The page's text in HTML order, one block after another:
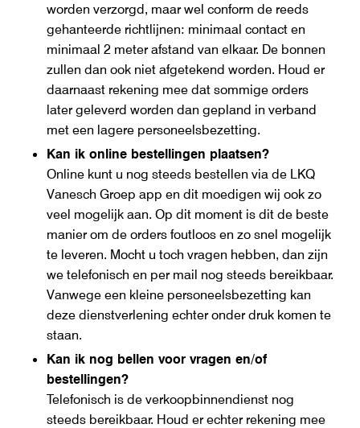
worden verzorgd, maar wel conform de reeds
gehanteerde richtlijnen: minimaal contact en
minimaal 2 meter afstand van elkaar. De bonnen
zullen dan ook niet afgetekend worden. Houd er
daarnaast rekening mee dat sommige orders
later geleverd worden dan gepland in verband
met een lagere personeelsbezetting.
Kan ik online bestellingen plaatsen?
Online kunt u nog steeds bestellen via de LKQ
Vanesch Groep app en dit moedigen wij ook zo
veel mogelijk aan. Op dit moment is dit de beste
manier om de orders foutloos en zo snel mogelijk
te leveren. Mocht u toch vragen hebben, dan zijn
we telefonisch en per mail nog steeds bereikbaar.
Vanwege een kleine personeelsbezetting kan
deze dienstverlening echter onder druk komen te
staan.
Kan ik nog bellen voor vragen en/of
bestellingen?
Telefonisch is de verkoopbinnendienst nog
steeds bereikbaar. Houd er echter rekening mee